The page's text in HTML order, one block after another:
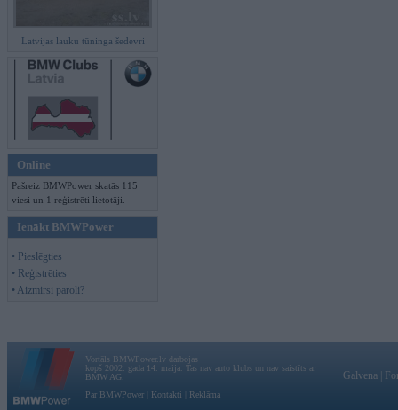
Latvijas lauku tūninga šedevri
Online
Pašreiz BMWPower skatās 115
viesi un 1 reģistrēti lietotāji.
Ienākt BMWPower
• Pieslēgties
• Reģistrēties
• Aizmirsi paroli?
Vortāls BMWPower.lv darbojas
kopš 2002. gada 14. maija. Tas nav auto klubs un nav saistīts ar
BMW AG.
Par BMWPower
Kontakti Reklāma
Galvena